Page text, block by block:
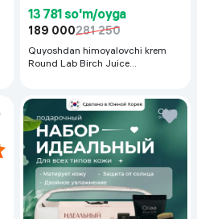
13 781 so'm/oyga
189 000281 250
Quyoshdan himoyalovchi krem
Round Lab Birch Juice